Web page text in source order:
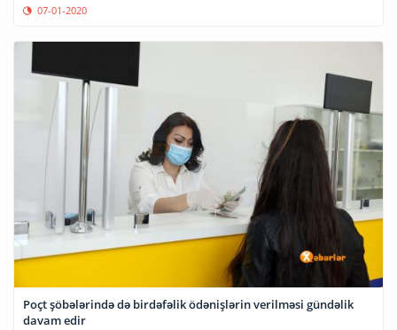
07-01-2020
Poçt şöbələrində də birdəfəlik ödənişlərin verilməsi gündəlik
davam edir